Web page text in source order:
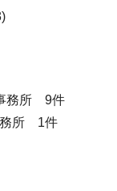
務所 9件
務所 1件